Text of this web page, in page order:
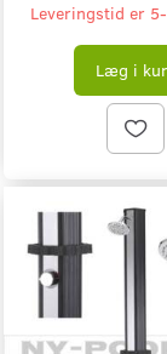
Leveringstid er
Læg i